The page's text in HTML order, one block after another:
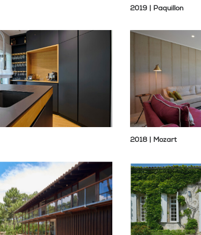
2019 | Paquillon
2018 | Mozart